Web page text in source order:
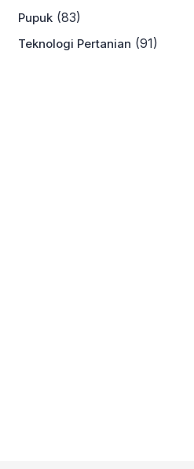
Pupuk (83)
Teknologi Pertanian (91)